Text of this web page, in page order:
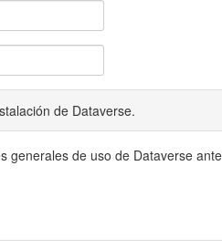
de Dataverse.
generales de uso de Dataverse